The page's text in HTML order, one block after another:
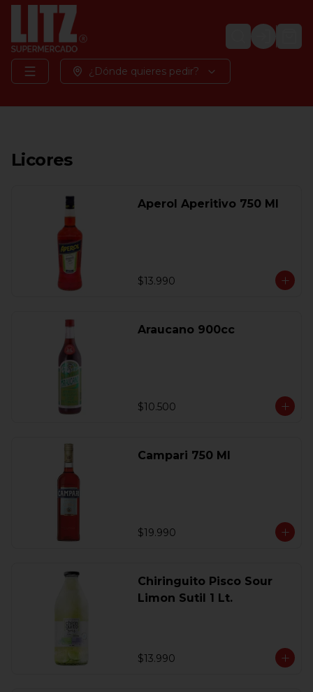
Login
¿Dónde quieres pedir?
Licores
Aperol Aperitivo 750 Ml
$13.990
Araucano 900cc
$10.500
Campari 750 Ml
$19.990
Chiringuito Pisco Sour
Limon Sutil 1 Lt.
$13.990